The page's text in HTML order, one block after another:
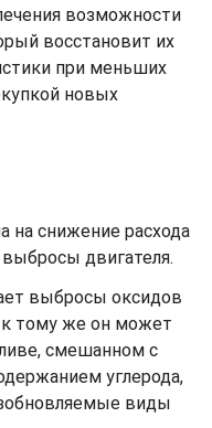
возможности
восстановит их
при меньших
новых
на снижение расхода
двигателя.
выбросы оксидов
к тому же он может
смешанном с
углерода,
виды